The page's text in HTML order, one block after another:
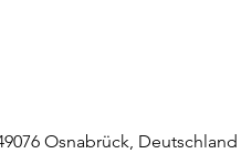
Osnabrück, Deutschland